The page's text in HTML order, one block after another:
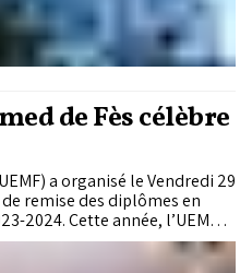
de Fès célèbre
a organisé le Vendredi 29
remise des diplômes en
2024. Cette année, l’UEMF a
les premiers 107 ingénieurs
5 ans exclusivement sur